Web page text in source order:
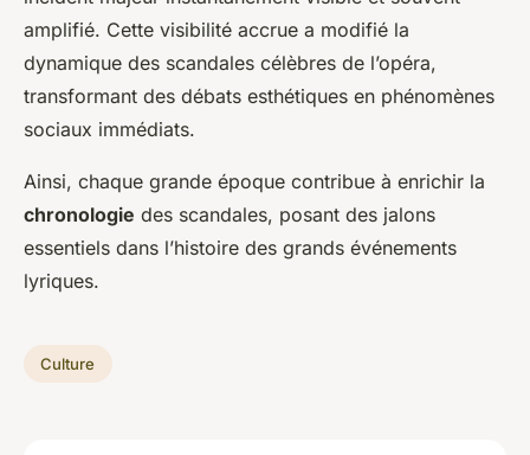
amplifié. Cette visibilité accrue a modifié la
dynamique des scandales célèbres de l’opéra,
transformant des débats esthétiques en phénomènes
sociaux immédiats.
Ainsi, chaque grande époque contribue à enrichir la
chronologie des scandales, posant des jalons
essentiels dans l’histoire des grands événements
lyriques.
Culture